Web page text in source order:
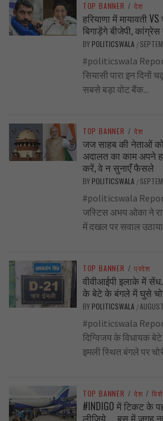
TOP BANNER / देश
हरियाणा में मायावती
बिगाड़ेंगे बीजेपी,
BY POLITICSWALA /
#politicswala
सियासी पारा इन दिनों
सबसे बड़ा वोट बैंक...
TOP BANNER / देश
जज साहब की नेताओं
अदालत का काम अपने
करें, वे न सुनाएँ फैसले
BY POLITICSWALA /
#politicswala
जस्टिस अभय ओका ने
में दखल पर सवाल
TOP BANNER / प्रदेश
वीवीआईपी इलाके में
के बेटे के बंगले में घुसे
BY POLITICSWALA /
#politicswala
दिग्विजय के विधायक
इमली स्थित बंगले पर
TOP BANNER / देश /
#INDIGO में टिकट के
लीजिये …..बस में जगह